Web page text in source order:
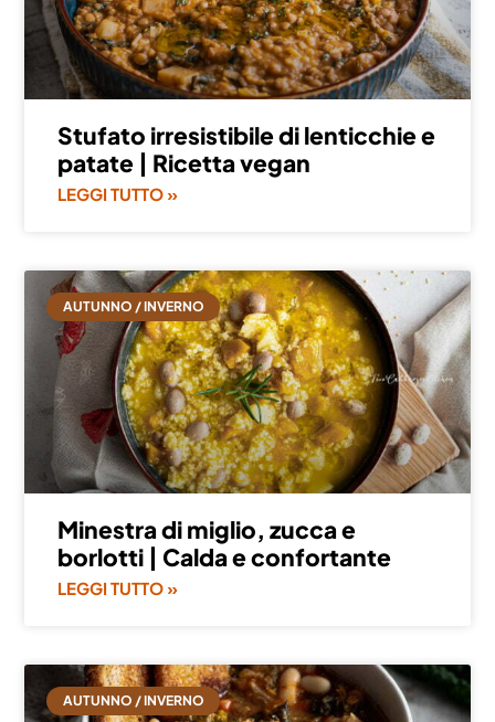
Stufato irresistibile di lenticchie e
patate | Ricetta vegan
LEGGI TUTTO »
AUTUNNO / INVERNO
Minestra di miglio, zucca e
borlotti | Calda e confortante
LEGGI TUTTO »
AUTUNNO / INVERNO